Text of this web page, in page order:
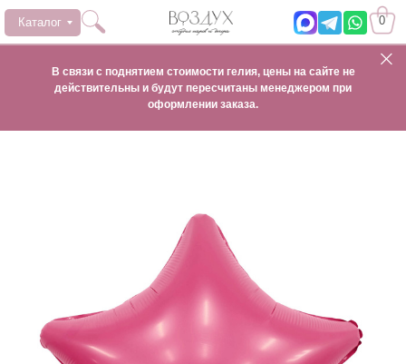
0
Каталог
В связи с поднятием стоимости гелия, цены на сайте не
действительны и будут пересчитаны менеджером при
оформлении заказа.